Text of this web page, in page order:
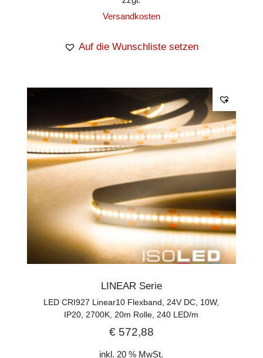
Versandkosten
Auf die Wunschliste setzen
LINEAR Serie
LED CRI927 Linear10 Flexband, 24V DC, 10W,
IP20, 2700K, 20m Rolle, 240 LED/m
€572,88
inkl. 20 % MwSt.